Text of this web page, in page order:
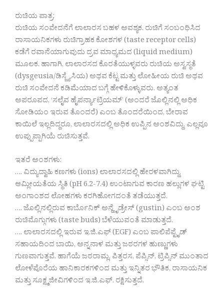
ರುಚಿಯ ಪಾತ್ರ:
ರುಚಿಯ ಸಂವೇದನೆಗೆ ಲಾಲಾರಸ ಬಹಳ ಅವಶ್ಯಕ. ರುಚಿಗೆ ಸಂಬಂಧಿಸಿದ
ರಾಸಾಯನಿಕಗಳು ರುಚಿಗ್ರಾಹಕ ಕೋಶಗಳ (taste receptor cells)
ಕಡೆಗೆ ರವಾನೆಯಾಗುವುದು ದ್ರವ ಮಾಧ್ಯಮದ (liquid medium)
ಮೂಲಕ. ಹಾಗಾಗಿ, ಲಾಲಾರಸದ ಕೊರತೆಯುಳ್ಳವರು ರುಚಿಯ ಅಸ್ವಸ್ಥತೆ
(dysgeusia/ಡಿಸ್ಜ್ಯೆಸಿಯ) ಅಥವ ಕೆಟ್ಟ ಮತ್ತು ಲೋಹೀಯ ರುಚಿ ಅಥವ
ರುಚಿ ಸಂವೇದನೆ ಕಡಿಮೆಯಾದ ಬಗ್ಗೆ ಹೇಳಿಕೊಳ್ಳುವರು. ಅತ್ಯಂತ
ಅಪರೂಪದ, ‘ಸಲೈವ ಹೈಪರ್ನ್ಯಾಟ್ರಿಯಮ್’ (ಅಂದರೆ ಜೊಲ್ಲಿನಲ್ಲಿ ಅಧಿಕ
ಸೋಡಿಯಂ ಇರುವ ತೊಂದರೆ) ಎಂಬ ತೊಂದರೆಯಿಂದ, ಬೇರಾವ
ಕಾಯಿಲೆ ಇಲ್ಲದಿದ್ದರೂ, ಲಾಲಾರಸದಲ್ಲಿ ಅಧಿಕ ಉಪ್ಪಿನ ಅಂಶವಿದ್ದು, ಎಲ್ಲವೂ
ಉಪ್ಪುಪ್ಪಾಗಿಯೆ ರುಚಿಸುತ್ತವೆ.
ಇತರೆ ಅಂಶಗಳು:
…. ವಿದ್ಯುದ್ವಾಹಿ ಕಣಗಳು (ions) ಲಾಲಾರಸದಲ್ಲಿ ಹೇರಳವಾಗಿದ್ದು,
ಆಮ್ಲೀಯತೆಯ ಸ್ಥಿತಿ (pH 6.2-7.4) ಉಂಟಾಗುವ ಕಾರಣ ಹಲ್ಲುಗಳ ಘಟ್ಟಿ
ಅಂಗಾಂಶದ ಲೋಹಗಳು ಕರಗಿಹೋಗದಂತೆ ತಡೆಯುತ್ತದೆ.
…. ಜೊಲ್ಲಿನಲ್ಲಿರುವ ಕಾರ್ಬೊನಿಕ್ ಅನ್ಹೈಡ್ರೇಸ್ (gustin) ಎಂಬ ಅಂಶ
ರುಚಿಮೊಗ್ಗುಗಳು (taste buds) ಬೆಳೆಯುವಂತೆ ಮಾಡುತ್ತದೆ.
…. ಲಾಲಾರಸದಲ್ಲಿ ಇರುವ ಇ.ಜಿ.ಎಫ್ (EGF) ಎಂಬ ಪಾಲಿಪೆಪ್ಟೈಡ್
ಸಹಾಯದಿಂದ ಬಾಯಿ, ಅನ್ನನಾಳ ಮತ್ತು ಜಠರಗಳ ಹುಣ್ಣುಗಳು
ಗುಣವಾಗುತ್ತವೆ. ಹಾಗೆಯೆ ಜಠರಾಮ್ಲ, ಪಿತ್ತರಸ, ಪೆಪ್ಸಿನ್, ಟ್ರಿಪ್ಸಿನ್ ಮುಂತಾದ
ಲೋಳೆಪೊರೆಯ ಹಾನಿಕಾರಕಗಳಿಂದ ಮತ್ತು ಇನ್ನಿತರ ಭೌತಿಕ, ರಾಸಾಯನಿಕ
ಮತ್ತು ಸೂಕ್ಷ್ಮಜೀವಿಗಳಿಂದ ಇ.ಜಿ.ಎಫ್. ರಕ್ಷಿಸುತ್ತದೆ.